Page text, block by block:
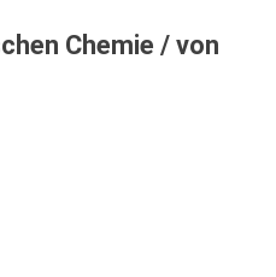
Chemie / von